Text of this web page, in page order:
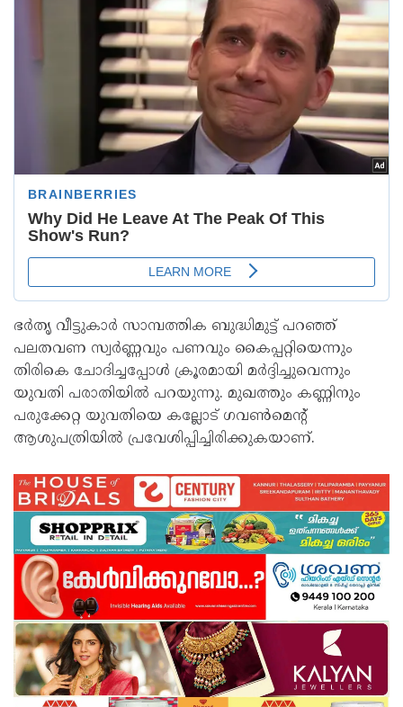
ഭര്‍തൃ വീട്ടുകാര്‍ സാമ്പത്തിക ബുദ്ധിമുട്ട് പറഞ്ഞ്
പലതവണ സ്വര്‍ണ്ണവും പണവും കൈപ്പറ്റിയെന്നും
തിരികെ ചോദിച്ചപ്പോള്‍ ക്രൂരമായി മര്‍ദ്ദിച്ചുവെന്നും
യുവതി പരാതിയില്‍ പറയുന്നു. മുഖത്തും കണ്ണിനും
പരുക്കേറ്റ യുവതിയെ കല്ലോട് ഗവണ്‍മെന്റ്
ആശുപത്രിയില്‍ പ്രവേശിപ്പിച്ചിരിക്കുകയാണ്.